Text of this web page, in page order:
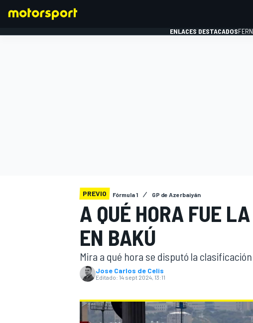
ENLACES DESTACADOS
PREVIO Fórmula 1 GP de Azerbaiyán
A QUÉ HORA FUE
EN BAKÚ
Mira a qué hora se disputó la clasificación
Jose Carlos de Celis
Editado: 14 sept 2024, 13:11